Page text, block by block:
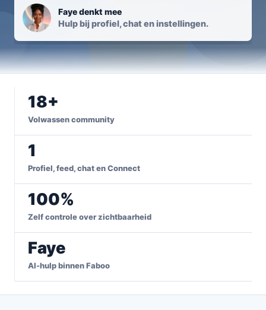
Faye denkt mee
Hulp bij profiel, chat en instellingen.
18+
Volwassen community
1
Profiel, feed, chat en Connect
100%
Zelf controle over zichtbaarheid
Faye
AI-hulp binnen Faboo